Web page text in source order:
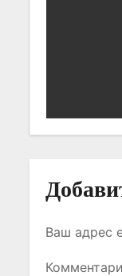
п
с
я
м
Ваш адрес